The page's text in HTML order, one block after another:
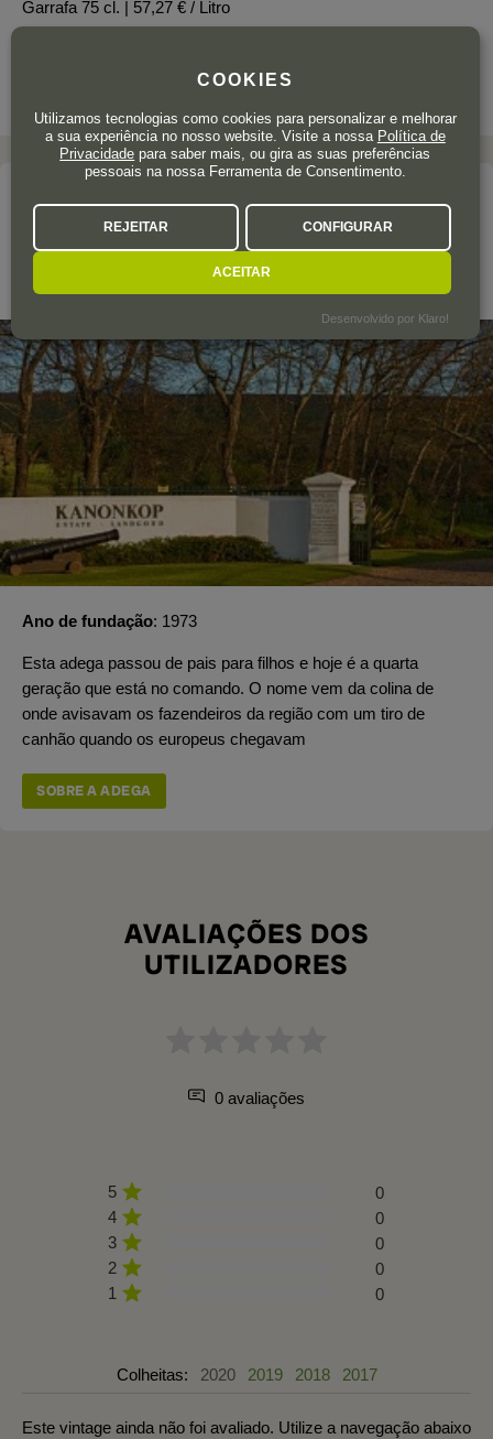
Garrafa 75 cl. | 57,27 € / Litro
KANONKOP
Ano de fundação 1973
Esta adega passou de pais para filhos e hoje é a quarta
geração que está no comando. O nome vem da colina de
onde avisavam os fazendeiros da região com um tiro de
canhão quando os europeus chegavam
SOBRE A ADEGA
AVALIAÇÕES DOS
UTILIZADORES
0 avaliações
5
0
4
0
3
0
2
0
1
0
Colheitas: 2020 2019 2018 2017
Este vintage ainda não foi avaliado. Utilize a navegação abaixo
COOKIES
Utilizamos tecnologias como cookies para personalizar e melhorar
a sua experiência no nosso website. Visite a nossa Política de
Privacidade para saber mais, ou gira as suas preferências
pessoais na nossa Ferramenta de Consentimento.
REJEITAR CONFIGURAR
ACEITAR
Desenvolvido por Klaro!